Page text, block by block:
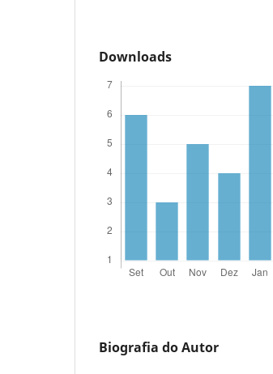
Downloads
Biografia do Autor